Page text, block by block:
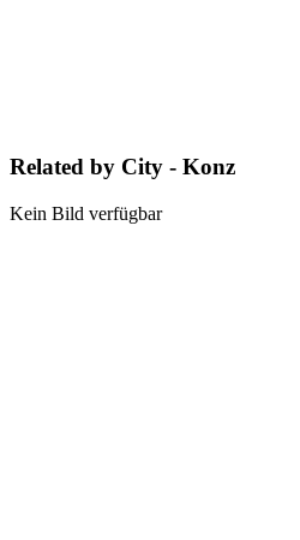
Related by City - Konz
Kein Bild verfügbar